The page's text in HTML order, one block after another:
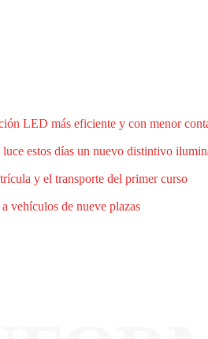
LED más eficiente y con menor
estos días un nuevo distintivo
y el transporte del primer curso
vehículos de nueve plazas